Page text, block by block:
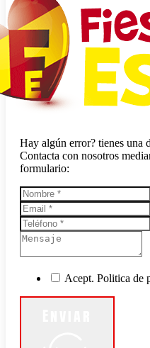
Hay algún error? tienes una
Contacta con nosotros
formulario:
Acept. Politica de